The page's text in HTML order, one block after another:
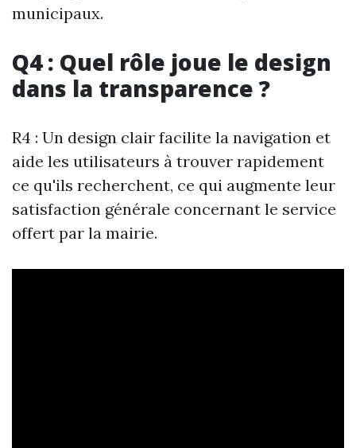
municipaux.
Q4 : Quel rôle joue le design
dans la transparence ?
R4 : Un design clair facilite la navigation et
aide les utilisateurs à trouver rapidement
ce qu'ils recherchent, ce qui augmente leur
satisfaction générale concernant le service
offert par la mairie.